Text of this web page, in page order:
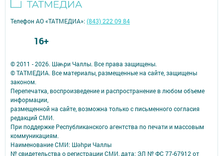
© 2011 - 2026. Шәһри Чаллы. Все права защищены.
© ТАТМЕДИА. Все материалы, размещенные на сайте, защищены
законом.
Перепечатка, воспроизведение и распространение в любом объеме
информации,
размещенной на сайте, возможна только с письменного согласия
редакций СМИ.
При поддержке Республиканского агентства по печати и массовым
коммуникациям.
Наименование СМИ: Шəhри Чаллы
№ свидетельства о регистрации СМИ, дата: ЭЛ № ФС 77-67912 от
Телефон АО «ТАТМЕДИА»:(843) 222 09 84
16+